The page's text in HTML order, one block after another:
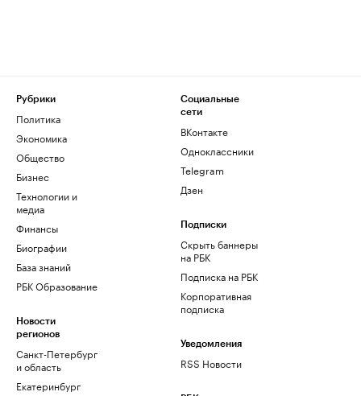
Рубрики
Политика
Экономика
Общество
Бизнес
Технологии и
медиа
Финансы
Биографии
База знаний
РБК Образование
Новости
регионов
Санкт-Петербург
и область
Екатеринбург
Социальные
сети
ВКонтакте
Одноклассники
Telegram
Дзен
Подписки
Скрыть баннеры
на РБК
Подписка на РБК
Корпоративная
подписка
Уведомления
RSS Новости